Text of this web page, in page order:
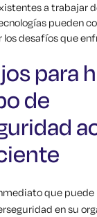
a trabajar
pueden
los desafíos que
para
de
que puede
en su